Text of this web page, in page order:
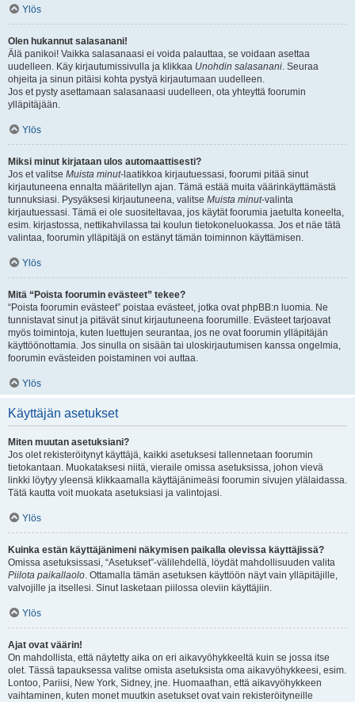
Ylös
Olen hukannut salasanani!
Älä panikoi! Vaikka salasanaasi ei voida palauttaa, se voidaan asettaa
uudelleen. Käy kirjautumissivulla ja klikkaa Unohdin salasanani. Seuraa
ohjeita ja sinun pitäisi kohta pystyä kirjautumaan uudelleen.
Jos et pysty asettamaan salasanaasi uudelleen, ota yhteyttä foorumin
ylläpitäjään.
Ylös
Miksi minut kirjataan ulos automaattisesti?
Jos et valitse Muista minut-laatikkoa kirjautuessasi, foorumi pitää sinut
kirjautuneena ennalta määritellyn ajan. Tämä estää muita väärinkäyttämästä
tunnuksiasi. Pysyäksesi kirjautuneena, valitse Muista minut-valinta
kirjautuessasi. Tämä ei ole suositeltavaa, jos käytät foorumia jaetulta koneelta,
esim. kirjastossa, nettikahvilassa tai koulun tietokoneluokassa. Jos et näe tätä
valintaa, foorumin ylläpitäjä on estänyt tämän toiminnon käyttämisen.
Ylös
Mitä “Poista foorumin evästeet” tekee?
“Poista foorumin evästeet” poistaa evästeet, jotka ovat phpBB:n luomia. Ne
tunnistavat sinut ja pitävät sinut kirjautuneena foorumille. Evästeet tarjoavat
myös toimintoja, kuten luettujen seurantaa, jos ne ovat foorumin ylläpitäjän
käyttöönottamia. Jos sinulla on sisään tai uloskirjautumisen kanssa ongelmia,
foorumin evästeiden poistaminen voi auttaa.
Ylös
Käyttäjän asetukset
Miten muutan asetuksiani?
Jos olet rekisteröitynyt käyttäjä, kaikki asetuksesi tallennetaan foorumin
tietokantaan. Muokataksesi niitä, vieraile omissa asetuksissa, johon vievä
linkki löytyy yleensä klikkaamalla käyttäjänimeäsi foorumin sivujen ylälaidassa.
Tätä kautta voit muokata asetuksiasi ja valintojasi.
Ylös
Kuinka estän käyttäjänimeni näkymisen paikalla olevissa käyttäjissä?
Omissa asetuksissasi, “Asetukset”-välilehdellä, löydät mahdollisuuden valita
Piilota paikallaolo. Ottamalla tämän asetuksen käyttöön näyt vain ylläpitäjille,
valvojille ja itsellesi. Sinut lasketaan piilossa oleviin käyttäjiin.
Ylös
Ajat ovat väärin!
On mahdollista, että näytetty aika on eri aikavyöhykkeeltä kuin se jossa itse
olet. Tässä tapauksessa valitse omista asetuksista oma aikavyöhykkeesi, esim.
Lontoo, Pariisi, New York, Sidney, jne. Huomaathan, että aikavyöhykkeen
vaihtaminen, kuten monet muutkin asetukset ovat vain rekisteröityneille